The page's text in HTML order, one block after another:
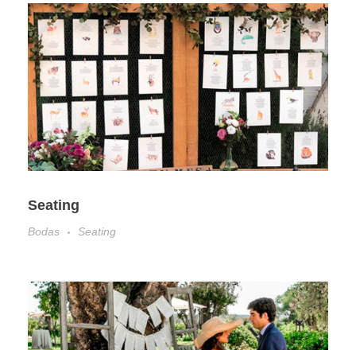
Seating
Bodas Seating